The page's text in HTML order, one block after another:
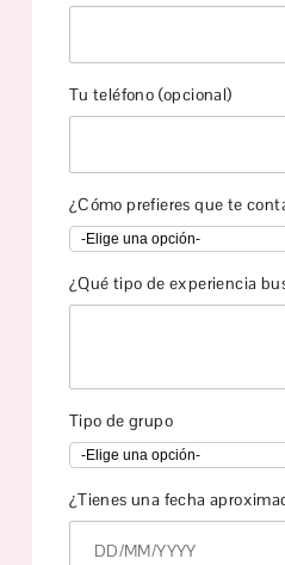
Tu teléfono (opcional)
¿Cómo prefieres que te
¿Qué tipo de experiencia
Tipo de grupo
¿Tienes una fecha